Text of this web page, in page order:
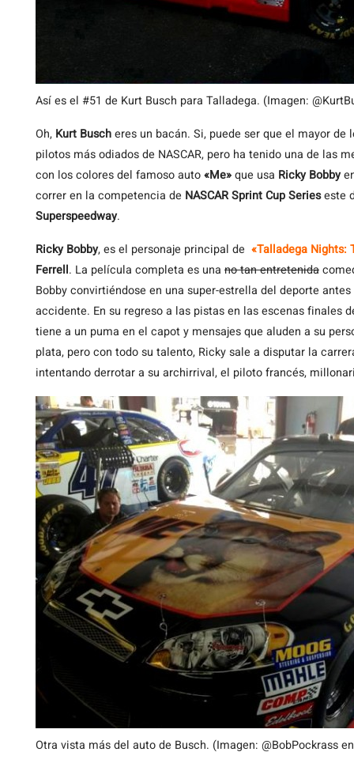
Así es el #51 de Kurt Busch para Talladega. (Imagen:
Oh, Kurt Buscheres un bacán. Si, puede ser que el mayor
pilotos más odiados de NASCAR, pero ha tenido una de las
con los colores del famoso auto«Me»que usa Ricky Bobby
correr en la competencia de NASCAR Sprint Cup Serieseste
Superspeedway.
Ricky Bobby, es el personaje principal de «Talladega Nights:
Ferrell. La película completa es una no tan entretenida
Bobby convirtiéndose en una super-estrella del deporte
accidente. En su regreso a las pistas en las escenas finales
tiene a un puma en el capot y mensajes que aluden a su
plata, pero con todo su talento, Ricky sale a disputar la
intentando derrotar a su archirrival, el piloto francés,
Otra vista más del auto de Busch. (Imagen: @BobPockrass